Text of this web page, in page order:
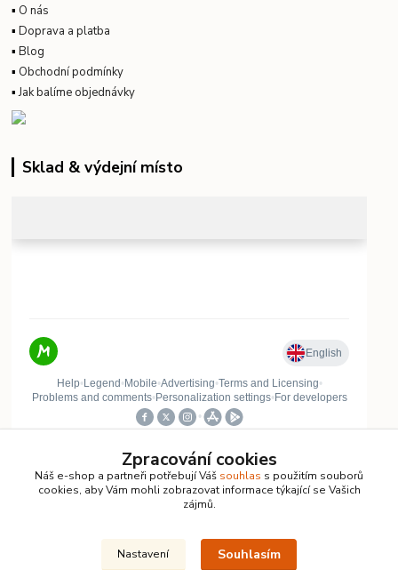
▪ O nás
▪Doprava a platba
▪Blog
▪ Obchodní podmínky
▪Jak balíme objednávky
Sklad & výdejní místo
+420 732 422 729
Zpracování cookies
Náš e-shop a partneři potřebují Váš souhlas s použitím souborů
cookies, aby Vám mohli zobrazovat informace týkající se Vašich
zájmů.
Nastavení Souhlasím